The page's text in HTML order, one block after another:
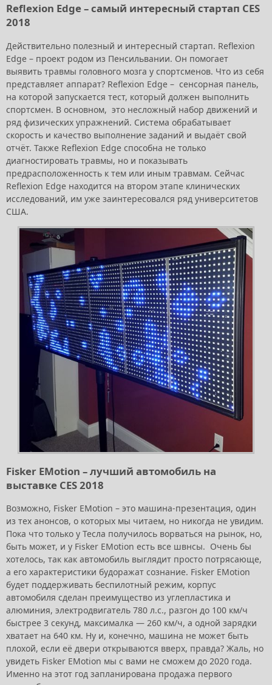
Reflexion Edge – самый интересный стартап CES
2018
Действительно полезный и интересный стартап. Reflexion
Edge – проект родом из Пенсильвании. Он помогает
выявить травмы головного мозга у спортсменов. Что из себя
представляет аппарат? Reflexion Edge – сенсорная панель,
на которой запускается тест, который должен выполнить
спортсмен. В основном, это несложный набор движений и
ряд физических упражнений. Система обрабатывает
скорость и качество выполнение заданий и выдаёт свой
отчёт. Также Reflexion Edge способна не только
диагностировать травмы, но и показывать
предрасположенность к тем или иным травмам. Сейчас
Reflexion Edge находится на втором этапе клинических
исследований, им уже заинтересовался ряд университетов
США.
Fisker EMotion – лучший автомобиль на
выставке CES 2018
Возможно, Fisker EMotion – это машина-презентация, один
из тех анонсов, о которых мы читаем, но никогда не увидим.
Пока что только у Тесла получилось ворваться на рынок, но,
быть может, и у Fisker EMotion есть все швнсы. Очень бы
хотелось, так как автомобиль выглядит просто потрясающе,
а его характеристики будоражат сознание. Fisker EMotion
будет поддерживать беспилотный режим, корпус
автомобиля сделан преимущество из углепластика и
алюминия, электродвигатель 780 л.с., разгон до 100 км/ч
быстрее 3 секунд, максималка — 260 км/ч, а одной зарядки
хватает на 640 км. Ну и, конечно, машина не может быть
плохой, если её двери открываются вверх, правда? Жаль, но
увидеть Fisker EMotion мы с вами не сможем до 2020 года.
Именно на этот год запланирована продажа первого